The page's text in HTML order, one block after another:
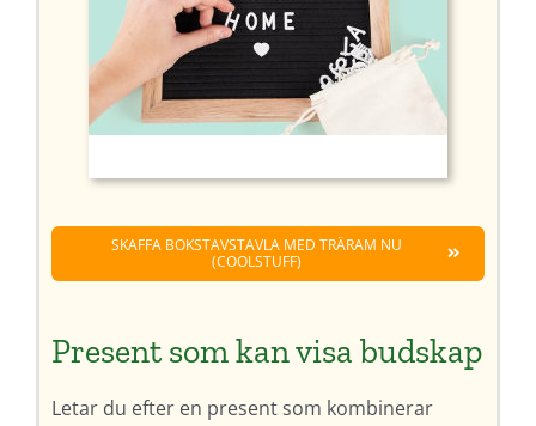
SKAFFA BOKSTAVSTAVLA MED TRÄRAM NU
(COOLSTUFF)
Present som kan visa budskap
Letar du efter en present som kombinerar